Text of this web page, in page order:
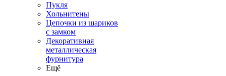
Пукля
Хольнитены
Цепочки из шариков
с замком
Декоративная
металлическая
фурнитура
Ещё